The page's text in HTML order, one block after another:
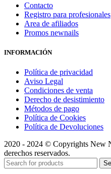
Contacto
Registro para profesionales
Area de afiliados
Promos newnails
INFORMACIÓN
Política de privacidad
Aviso Legal
Condiciones de venta
Derecho de desistimiento
Métodos de pago
Política de Cookies
Política de Devoluciones
2020 - 2024 © Copyrights New
derechos reservados.